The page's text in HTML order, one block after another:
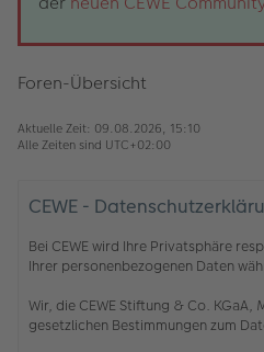
Foren-Übersicht
Aktuelle Zeit: 09.08.2026, 15:10
Alle Zeiten sind UTC+02:00
CEWE -
Bei CEWE wird Ihre Privatsphäre
Ihrer personenbezogenen Daten
Wir, die CEWE Stiftung & Co.
gesetzlichen Bestimmungen zum